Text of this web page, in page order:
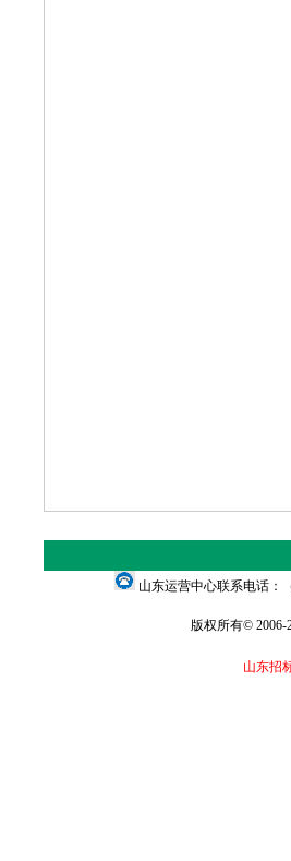
山东运营中心联系电话：
版权所有© 2006-
山东招